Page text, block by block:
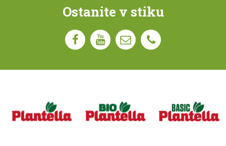
Ostanite v stiku